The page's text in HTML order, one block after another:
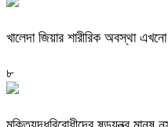
খালেদা জিয়ার শারীরিক অবস্থা
৮